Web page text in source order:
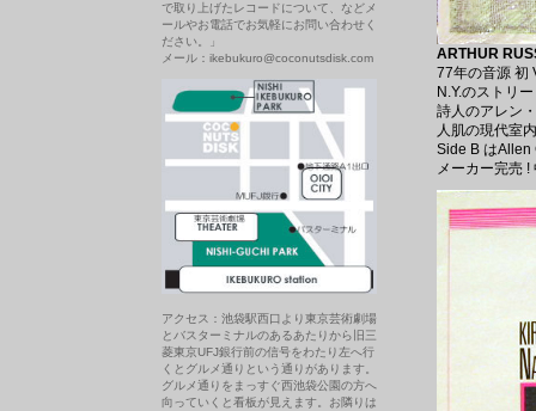
ARTHUR
77年の音源 初
N.Y.のストリ
詩人のアレン
人肌の現代室
Side B はAllen
メーカー完売
で取り上げたレコードについて、などメ
ールやお電話でお気軽にお問い合わせく
ださい。」
メール：ikebukuro@coconutsdisk.com
アクセス：池袋駅西口より東京芸術劇場
とバスターミナルのあるあたりから旧三
菱東京UFJ銀行前の信号をわたり左へ行
くとグルメ通りという通りがあります。
グルメ通りをまっすぐ西池袋公園の方へ
向っていくと看板が見えます。お隣りは